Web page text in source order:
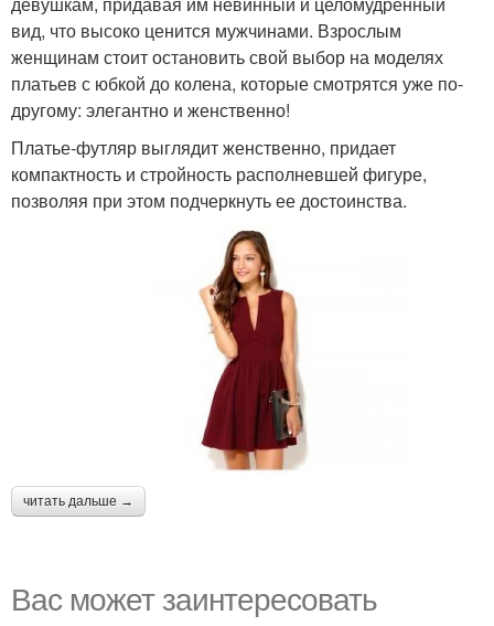
вид, что высоко ценится мужчинами. Взрослым
женщинам стоит остановить свой выбор на моделях
платьев с юбкой до колена, которые смотрятся уже по-
другому: элегантно и женственно!
Платье-футляр выглядит женственно, придает
компактность и стройность располневшей фигуре,
позволяя при этом подчеркнуть ее достоинства.
читать дальше →
Вас может заинтересовать